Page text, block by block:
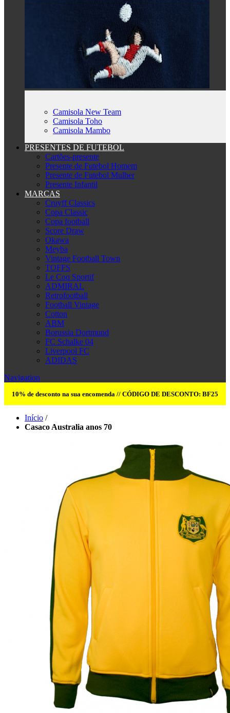
Camisola New Team
Camisola Toho
Camisola Mambo
PRESENTES DE FUTEBOL
Cartões-presente
Presente de Futebol Homem
Presente de Futebol Mulher
Presente Infantil
MARCAS
Cruyff Classics
Copa Classic
Copa football
Score Draw
Okawa
Meyba
Vintage Football Town
TOFFS
Le Coq Sportif
ADMIRAL
Retrofootball
Football Vintage
Cotton
ABM
Borussia Dortmund
FC Schalke 04
Liverpool FC
ADIDAS
Navigation
10% de desconto na sua encomenda // CÓDIGO DE DESCONTO: BF25
Início /
Casaco Australia anos 70